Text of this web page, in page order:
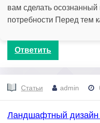
вам сделать
потребности Перед тем
Ответить
Статьи admin
Ландшафтный дизайн